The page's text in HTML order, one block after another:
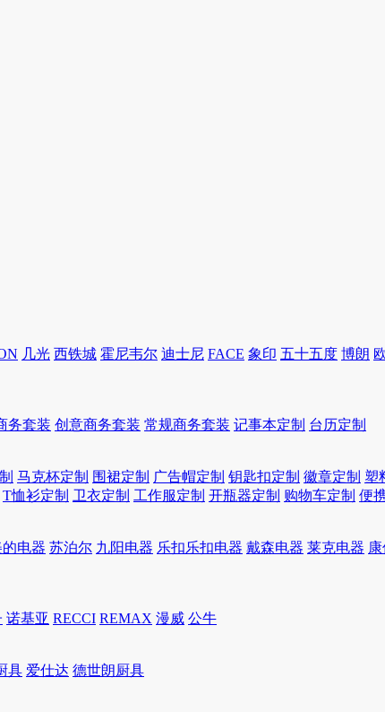
几光 西铁城 霍尼韦尔 迪士尼 FACE 象印 五十五度 博朗
务套装 创意商务套装 常规商务套装 记事本定制 台历定制
马克杯定制 围裙定制 广告帽定制 钥匙扣定制 徽章定制 塑
T恤衫定制 卫衣定制 工作服定制 开瓶器定制 购物车定制 便
的电器 苏泊尔 九阳电器 乐扣乐扣电器 戴森电器 莱克电器
诺基亚 RECCI REMAX 漫威 公牛
具 爱仕达 德世朗厨具